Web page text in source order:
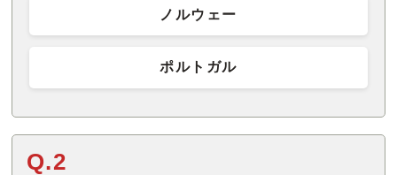
ノルウェー
ポルトガル
Q.2